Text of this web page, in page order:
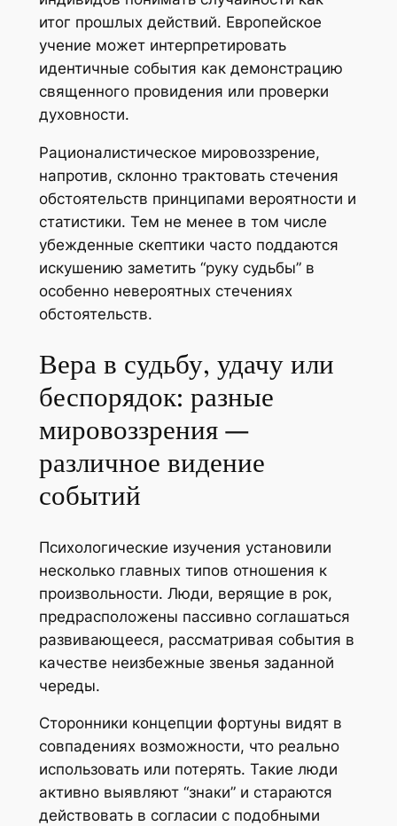
итог прошлых действий. Европейское
учение может интерпретировать
идентичные события как демонстрацию
священного провидения или проверки
духовности.
Рационалистическое мировоззрение,
напротив, склонно трактовать стечения
обстоятельств принципами вероятности и
статистики. Тем не менее в том числе
убежденные скептики часто поддаются
искушению заметить “руку судьбы” в
особенно невероятных стечениях
обстоятельств.
Вера в судьбу, удачу или
беспорядок: разные
мировоззрения —
различное видение
событий
Психологические изучения установили
несколько главных типов отношения к
произвольности. Люди, верящие в рок,
предрасположены пассивно соглашаться
развивающееся, рассматривая события в
качестве неизбежные звенья заданной
череды.
Сторонники концепции фортуны видят в
совпадениях возможности, что реально
использовать или потерять. Такие люди
активно выявляют “знаки” и стараются
действовать в согласии с подобными